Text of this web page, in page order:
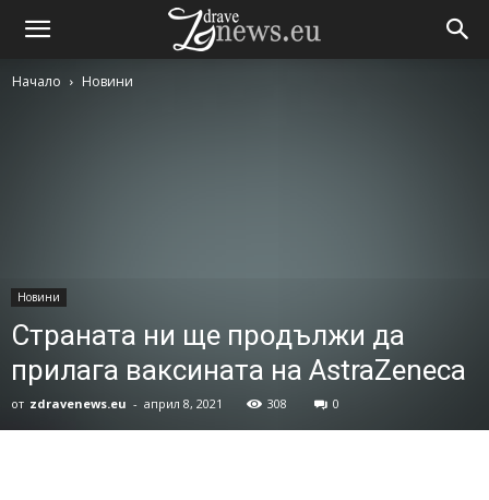
Начало Новини
Новини
Страната ни ще продължи да
прилага ваксината на AstraZeneca
от zdravenews.eu - април 8, 2021 308 0